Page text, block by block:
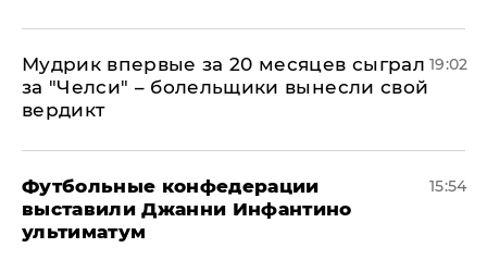
Мудрик впервые за 20 месяцев сыграл
за "Челси" – болельщики вынесли свой
вердикт
19:02
Футбольные конфедерации
выставили Джанни Инфантино
ультиматум
15:54